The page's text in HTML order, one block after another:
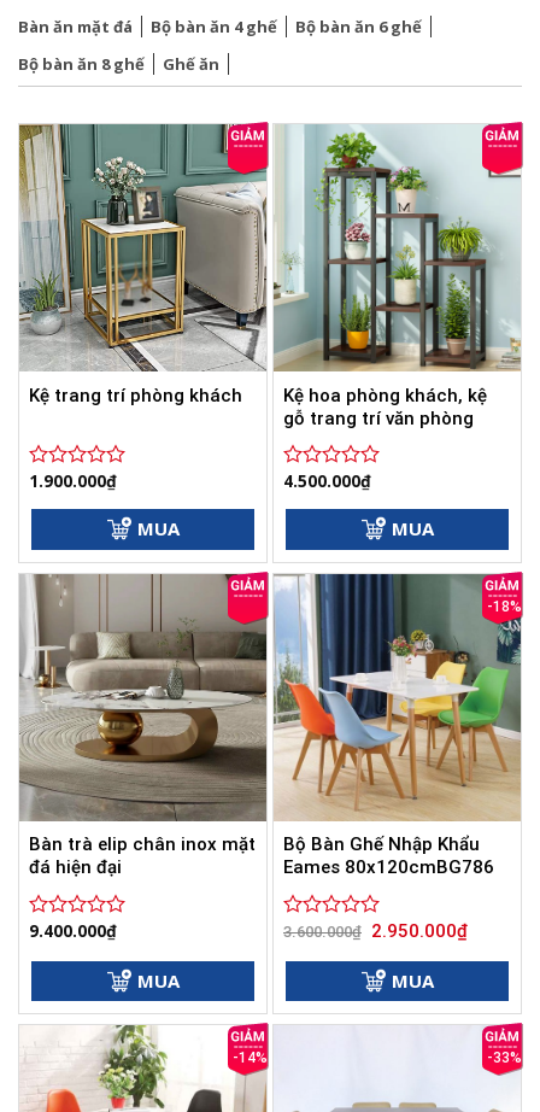
Bàn ăn mặt đá Bộ bàn ăn 4 ghế
Bộ bàn ăn 6 ghế
Bộ bàn ăn 8 ghế
Ghế ăn
Kệ trang trí phòng khách
Được
5
sao
1.900.000₫
MUA
Kệ hoa phòng khách, kệ
gỗ trang trí văn phòng
Được
5
sao
4.500.000₫
MUA
Bàn trà elip chân inox mặt
đá hiện đại
Được
5
sao
9.400.000₫
MUA
-18%
Bộ Bàn Ghế Nhập Khẩu
Eames 80x120cmBG786
Được
5
sao
3.600.000₫ Giá
gốc
là:
3.600.000₫.
2.950.000₫Giá
hiện
tại
MUA
-14% -33%